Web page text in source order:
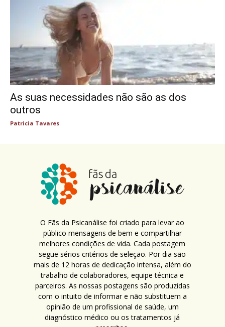
As suas necessidades não são as dos
outros
Patricia Tavares
O Fãs da Psicanálise foi criado para levar ao
público mensagens de bem e compartilhar
melhores condições de vida. Cada postagem
segue sérios critérios de seleção. Por dia são
mais de 12 horas de dedicação intensa, além do
trabalho de colaboradores, equipe técnica e
parceiros. As nossas postagens são produzidas
com o intuito de informar e não substituem a
opinião de um profissional de saúde, um
diagnóstico médico ou os tratamentos já